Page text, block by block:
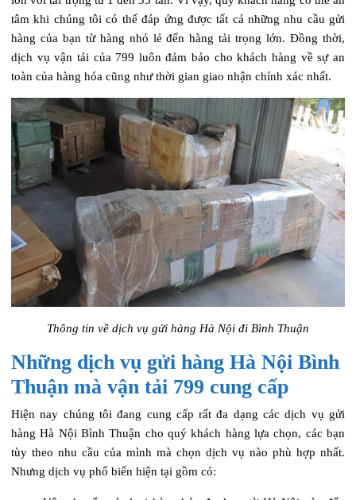
tâm khi chúng tôi có thể đáp ứng được tất cả những nhu cầu gửi
hàng của bạn từ hàng nhỏ lẻ đến hàng tải trọng lớn. Đồng thời,
dịch vụ vận tải của 799 luôn đảm bảo cho khách hàng về sự an
toàn của hàng hóa cũng như thời gian giao nhận chính xác nhất.
Thông tin về dịch vụ gửi hàng Hà Nội đi Bình Thuận
Những dịch vụ gửi hàng Hà Nội Bình
Thuận mà vận tải 799 cung cấp
Hiện nay chúng tôi đang cung cấp rất đa dạng các dịch vụ gửi
hàng Hà Nội Bình Thuận cho quý khách hàng lựa chọn, các bạn
tùy theo nhu cầu của mình mà chọn dịch vụ nào phù hợp nhất.
Nhưng dịch vụ phổ biến hiện tại gồm có: